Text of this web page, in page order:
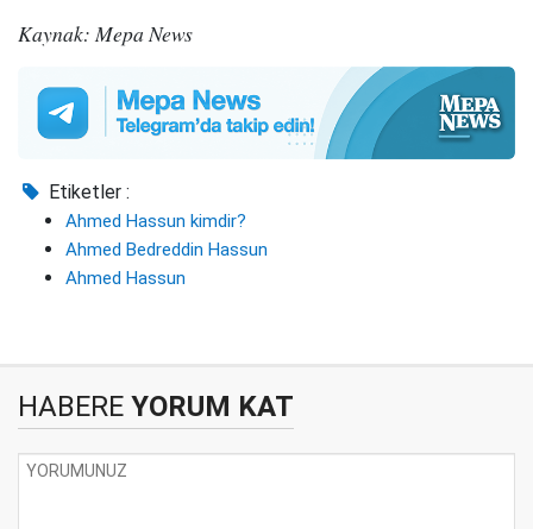
Kaynak: Mepa News
Etiketler :
Ahmed Hassun kimdir?
Ahmed Bedreddin Hassun
Ahmed Hassun
HABERE YORUM KAT